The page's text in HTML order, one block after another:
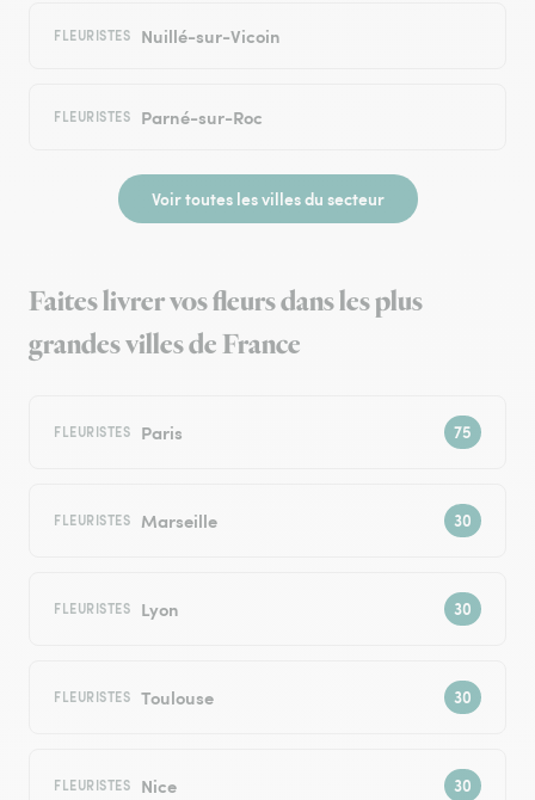
FLEURISTES Nuillé-sur-Vicoin
FLEURISTES Parné-sur-Roc
Voir toutes les villes du secteur
Faites livrer vos fleurs dans les plus
grandes villes de France
FLEURISTES Paris
FLEURISTES Marseille
FLEURISTES Lyon
FLEURISTES Toulouse
FLEURISTES Nice